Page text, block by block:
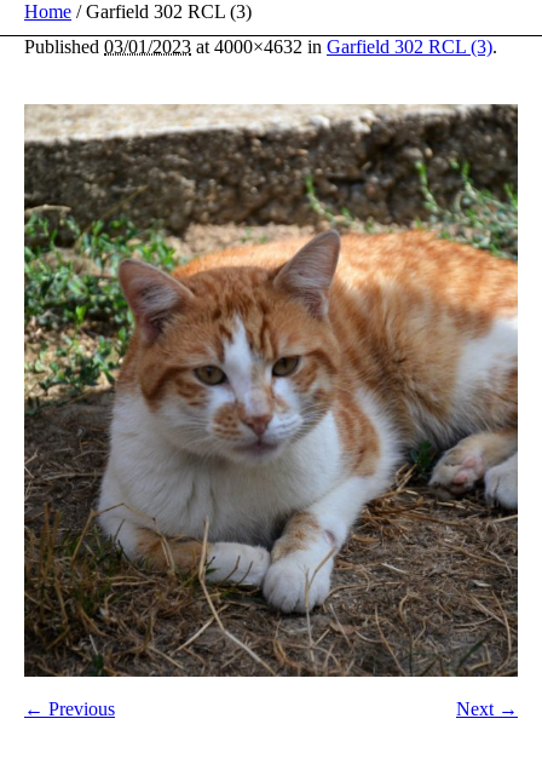
Home /Garfield 302 RCL (3)
Published 03/01/2023 at 4000×4632 in Garfield 302 RCL (3).
← Previous Next →